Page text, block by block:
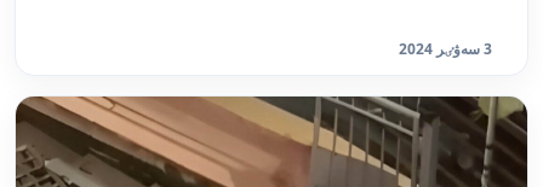
3 سەۋٸر 2024